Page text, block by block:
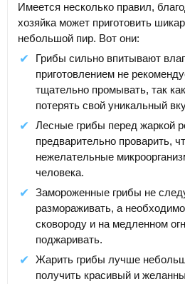
Имеется несколько правил,
хозяйка может приготовить
небольшой пир. Вот они:
Грибы сильно впитывают
приготовлением не
тщательно промывать, так
потерять свой уникальный
Лесные грибы перед жаркой
предварительно проварить,
нежелательные
человека.
Замороженные грибы не
размораживать, а
сковороду и на медленном
поджаривать.
Жарить грибы лучше
получить красивый и